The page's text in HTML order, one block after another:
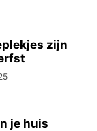
zijn
je huis